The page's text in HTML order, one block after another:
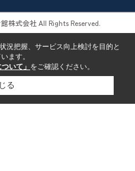
株式会社 All Rights Reserved.
況把握、サービス向上検討を目的と
ます。
いて」 をご確認ください。
る